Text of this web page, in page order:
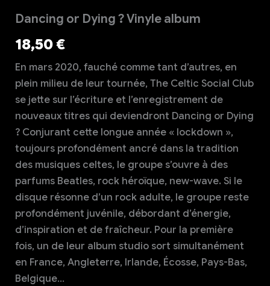
Dancing or Dying ? Vinyle album
18,50€
En mars 2020, fauché comme tant d’autres, en
plein milieu de leur tournée, The Celtic Social Club
se jette sur l’écriture et l’enregistrement de
nouveaux titres qui deviendront Dancing or Dying
? Conjurant cette longue année « lockdown »,
toujours profondément ancré dans la tradition
des musiques celtes, le groupe s’ouvre à des
parfums Beatles, rock héroïque, new-wave. Si le
disque résonne d’un rock adulte, le groupe reste
profondément juvénile, débordant d’énergie,
d’inspiration et de fraîcheur. Pour la première
fois, un de leur album studio sort simultanément
en France, Angleterre, Irlande, Écosse, Pays-Bas,
Belgique…